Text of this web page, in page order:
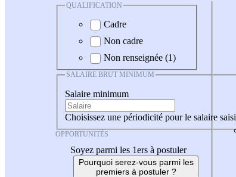
QUALIFICATION
Cadre
Non cadre
Non renseignée (1)
SALAIRE BRUT MINIMUM
Salaire minimum
Choisissez une périodicité pour le salaire saisi
OPPORTUNITÉS
Soyez parmi les 1ers à postuler
Pourquoi serez-vous parmi les
premiers à postuler ?